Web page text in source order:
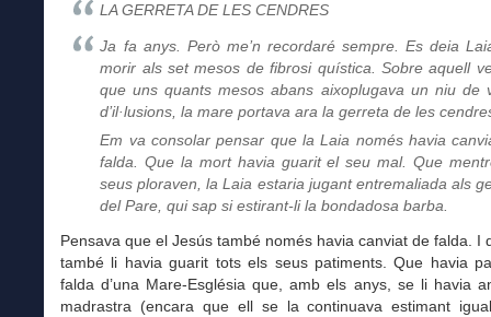
LA GERRETA DE LES CENDRES
Ja fa anys. Però me’n recordaré sempre. Es deia
morir als set mesos de fibrosi quística. Sobre aquell
que uns quants mesos abans aixoplugava un niu de
d’il·lusions, la mare portava ara la gerreta de les
Em va consolar pensar que la Laia només havia
falda. Que la mort havia guarit el seu mal. Que
seus ploraven, la Laia estaria jugant entremaliada als
del Pare, qui sap si estirant-li la bondadosa barba.
Pensava que el Jesús també només havia canviat de falda. I
també li havia guarit tots els seus patiments. Que havia
falda d’una Mare-Església que, amb els anys, se li havia
madrastra (encara que ell se la continuava estimant